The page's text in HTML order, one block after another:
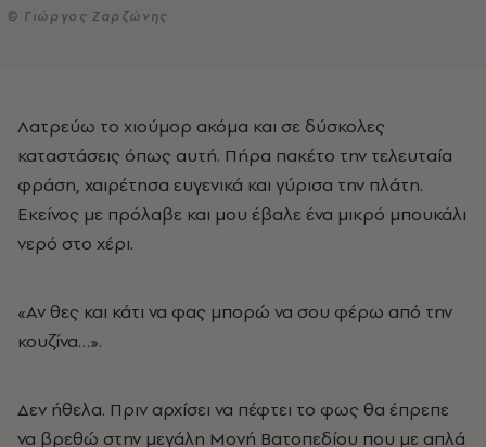
© Γιώργος Ζαρζώνης
Λατρεύω το χιούμορ ακόμα και σε δύσκολες
καταστάσεις όπως αυτή. Πήρα πακέτο την τελευταία
φράση, χαιρέτησα ευγενικά και γύρισα την πλάτη.
Εκείνος με πρόλαβε και μου έβαλε ένα μικρό μπουκάλι
νερό στο χέρι.
«Αν θες και κάτι να φας μπορώ να σου φέρω από την
κουζίνα…».
Δεν ήθελα. Πριν αρχίσει να πέφτει το φως θα έπρεπε
να βρεθώ στην μεγάλη Μονή Βατοπεδίου που με απλά